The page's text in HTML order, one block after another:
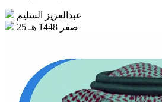
عبدالعزيز السليم
25 صفر 1448 هـ